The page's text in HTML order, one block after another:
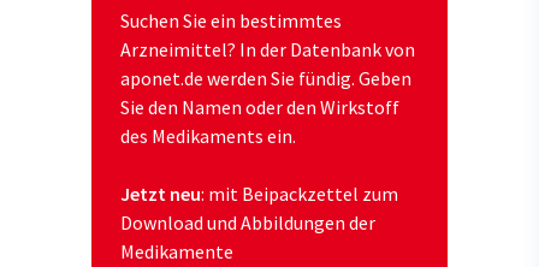
Suchen Sie ein bestimmtes
Arzneimittel? In der Datenbank von
aponet.de werden Sie fündig. Geben
Sie den Namen oder den Wirkstoff
des Medikaments ein.
Jetzt neu: mit Beipackzettel zum
Download und Abbildungen der
Medikamente